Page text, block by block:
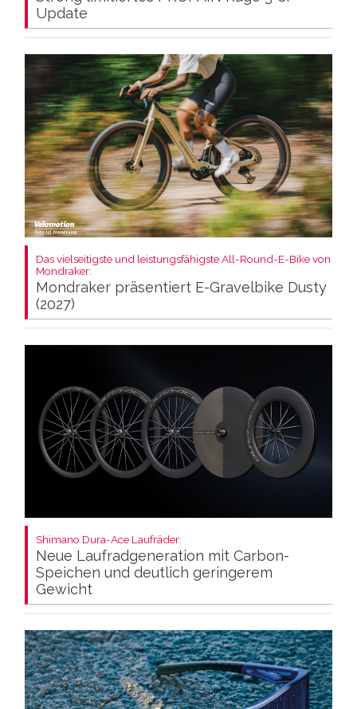
Update
Das vielseitigste und leistungsfähigste All-Round-E-Bike von
Mondraker:
Mondraker präsentiert E-Gravelbike Dusty
(2027)
Shimano Dura-Ace Laufräder:
Neue Laufradgeneration mit Carbon-
Speichen und deutlich geringerem
Gewicht